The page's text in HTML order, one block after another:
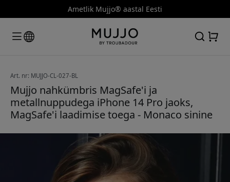
Ametlik Mujjo® aastal Eesti
Art. nr: MUJJO-CL-027-BL
Mujjo nahkümbris MagSafe'i ja
metallnuppudega iPhone 14 Pro jaoks,
MagSafe'i laadimise toega - Monaco sinine